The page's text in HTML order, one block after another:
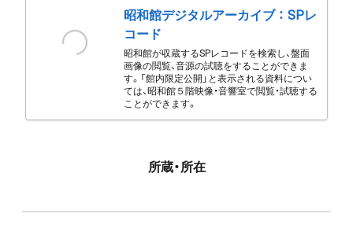
昭和館デジタルアーカイブ ： SPレ
コード
昭和館が収蔵するSPレコードを検索し、盤面
画像の閲覧、音源の試聴をすることができま
す。「館内限定公開」と表示される資料につい
ては、昭和館５階映像・音響室で閲覧・試聴する
ことができます。
所蔵・所在